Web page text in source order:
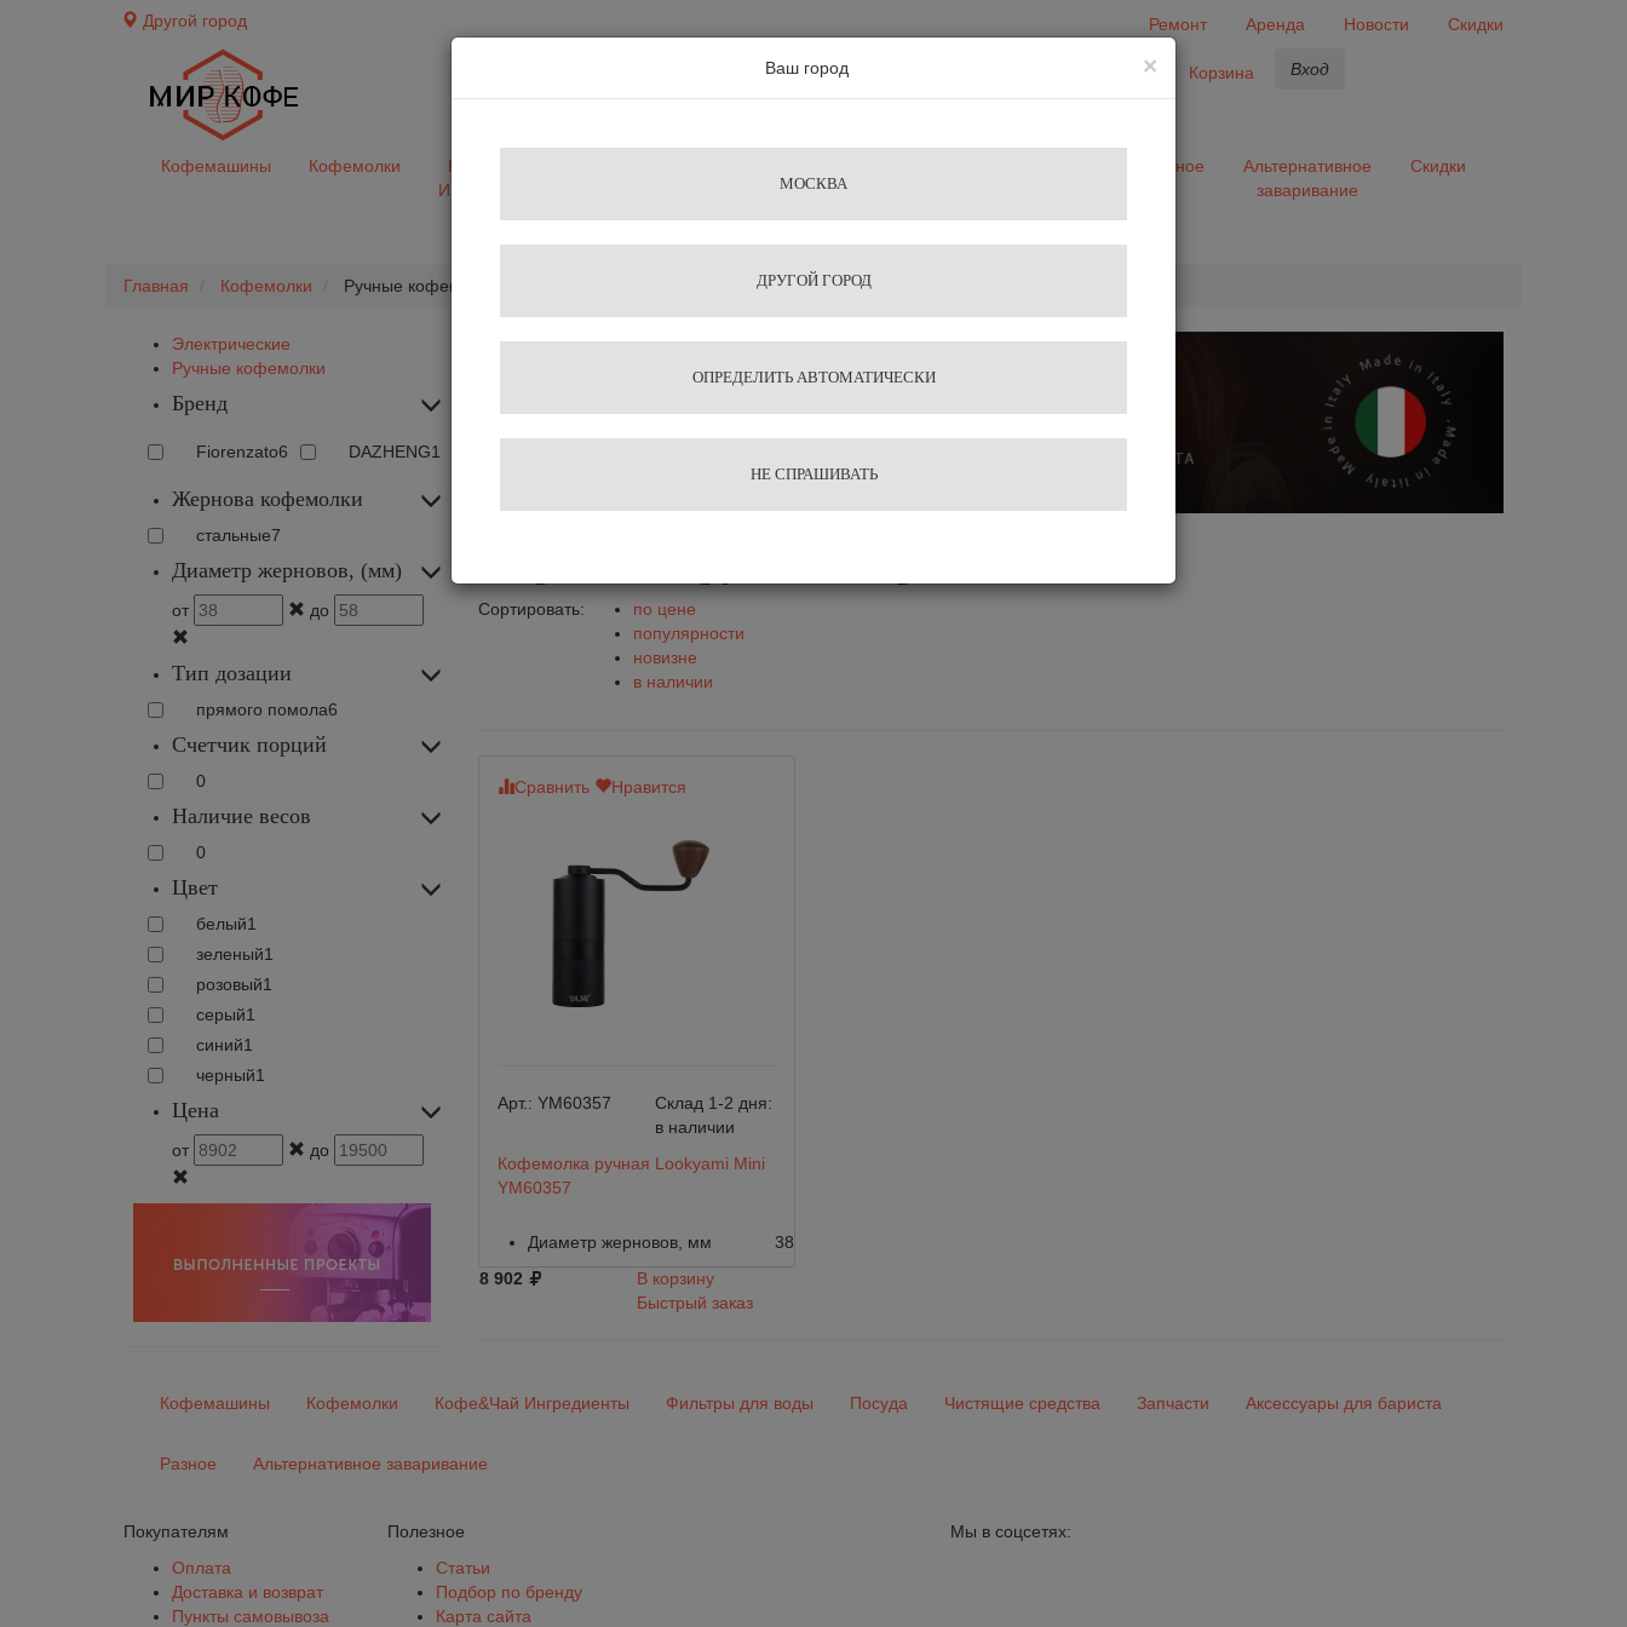
Другой город Ремонт Аренда Новости
Скидки
Избранное Корзина Вход
Кофемашины Кофемолки
Кофе&Чай
Ингредиенты
средства
Разное
Альтернативное
заваривание
Скидки
Главная Кофемолки Ручные кофемолки
Электрические
Ручные кофемолки
Бренд
Fiorenzato6 DAZHENG1
Жернова кофемолки
стальные7
Диаметр жерновов, (мм)
от до
Тип дозации
прямого помола6
Счетчик порций
0
Наличие весов
0
Цвет
белый1
зеленый1
розовый1
серый1
синий1
черный1
Цена
от до
Сортировать:
по цене
популярности
новизне
в наличии
Сравнить Нравится
Арт.: YM60357
Склад 1-2 дня:
в наличии
Кофемолка ручная Lookyami Mini
YM60357
Диаметр жерновов, мм
38
8 902
В корзину
Быстрый заказ
×
Ваш город
МОСКВА
ДРУГОЙ ГОРОД
ОПРЕДЕЛИТЬ АВТОМАТИЧЕСКИ
НЕ СПРАШИВАТЬ
Кофемашины Кофемолки Кофе&Чай Ингредиенты Фильтры для воды Посуда Чистящие средства Запчасти Аксессуары для бариста
Разное Альтернативное заваривание
Покупателям
Оплата
Доставка и возврат
Пункты самовывоза
Полезное
Статьи
Подбор по бренду
Карта сайта
Мы в соцсетях: